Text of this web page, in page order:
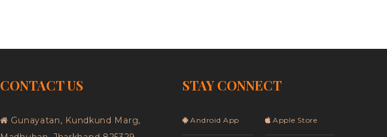
CONTACT US
Gunayatan, Kundkund Marg,
STAY CONNECT
Android App Apple Store